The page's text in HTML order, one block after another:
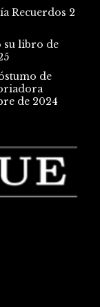
Recuerdos 2
su libro de
de
de 2024